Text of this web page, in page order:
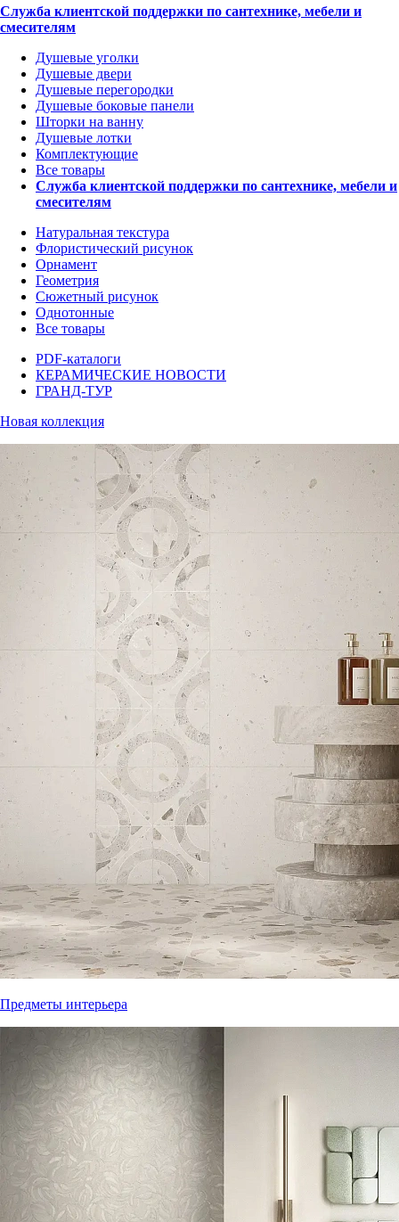
Служба клиентской поддержки по сантехнике, мебели и
смесителям
Душевые уголки
Душевые двери
Душевые перегородки
Душевые боковые панели
Шторки на ванну
Душевые лотки
Комплектующие
Все товары
Служба клиентской поддержки по сантехнике, мебели и
смесителям
Натуральная текстура
Флористический рисунок
Орнамент
Геометрия
Сюжетный рисунок
Однотонные
Все товары
PDF-каталоги
КЕРАМИЧЕСКИЕ НОВОСТИ
ГРАНД-ТУР
Новая коллекция
Предметы интерьера